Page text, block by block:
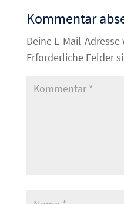
Kommentar
Deine E-Mail-
Erforderliche Felder